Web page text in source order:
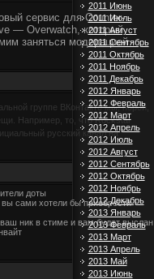
сервис для Counter-
— Overwatch, который
заняться модерацией
группе ВКонтакте мы, порой,
Например, то, что Rockstar
русский канал на
доты
вы сами хотели бы приобрести
ник в стиме и вам будет выслан
2011 Июнь
2011 Июль
2011 Август
2011 Сентябрь
2011 Октябрь
2011 Ноябрь
2011 Декабрь
2012 Январь
2012 Февраль
2012 Март
2012 Апрель
2012 Июль
2012 Август
2012 Сентябрь
2012 Октябрь
2012 Ноябрь
2012 Декабрь
2013 Январь
2013 Февраль
2013 Март
2013 Апрель
2013 Май
2013 Июнь